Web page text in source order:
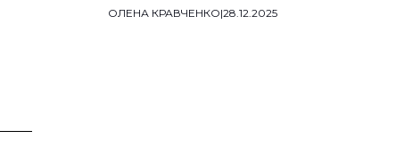
ОЛЕНА КРАВЧЕНКО|28.12.2025